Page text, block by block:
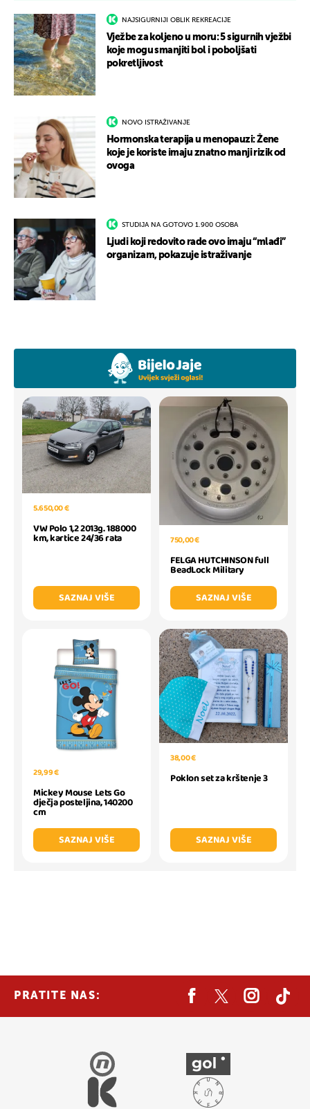
NAJSIGURNIJI OBLIK REKREACIJE
Vježbe za koljeno u moru: 5 sigurnih vježbi
koje mogu smanjiti bol i poboljšati
pokretljivost
NOVO ISTRAŽIVANJE
Hormonska terapija u menopauzi: Žene
koje je koriste imaju znatno manji rizik od
ovoga
STUDIJA NA GOTOVO 1.900 OSOBA
Ljudi koji redovito rade ovo imaju “mlađi”
organizam, pokazuje istraživanje
5.650,00 €
VW Polo 1,2 2013g. 188000
km, kartice 24/36 rata
SAZNAJ VIŠE
750,00 €
FELGA HUTCHINSON full
BeadLock Military
SAZNAJ VIŠE
29,99 €
Mickey Mouse Lets Go
dječja posteljina, 140200
cm
SAZNAJ VIŠE
38,00 €
Poklon set za krštenje 3
SAZNAJ VIŠE
PRATITE NAS: